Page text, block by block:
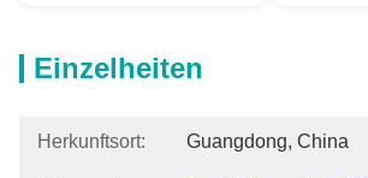
Einzelheiten
Herkunftsort: Guangdong, China